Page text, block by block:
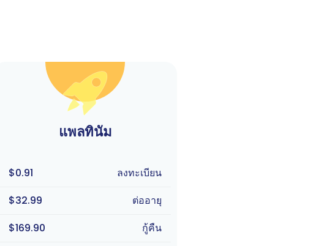
แพลทินัม
$0.91
ลงทะเบียน
$32.99
ต่ออายุ
$169.90
กู้คืน